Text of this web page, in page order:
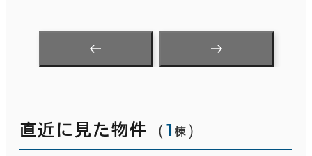
直近に見た物件 （1 棟 ）